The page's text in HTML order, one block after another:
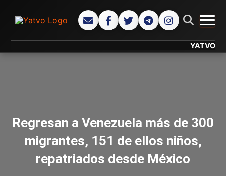
YATVO...
Regresan a Venezuela más de 300
migrantes, 151 de ellos niños,
repatriados desde México